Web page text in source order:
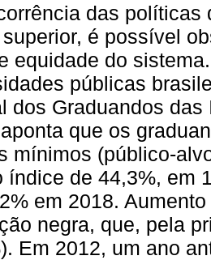
das
é possível
equidade do
públicas
dos Graduandos
que os
mínimos (público-
índice de 44,3%, em
em 2018.
negra, que, pela
Em 2012, um ano